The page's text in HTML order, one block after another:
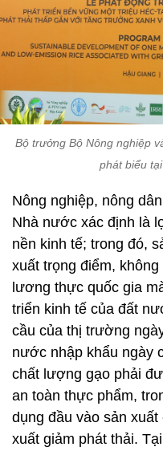
Bộ trưởng Bộ Nông nghiệp
phát biểu
Nông nghiệp, nông
Nhà nước xác định là
nền kinh tế; trong đó,
xuất trọng điểm,
lương thực quốc gia
triển kinh tế của đất
cầu của thị trường
nước nhập khẩu ngày
chất lượng gạo phải
an toàn thực phẩm,
dụng đầu vào sản
xuất giảm phát thải.